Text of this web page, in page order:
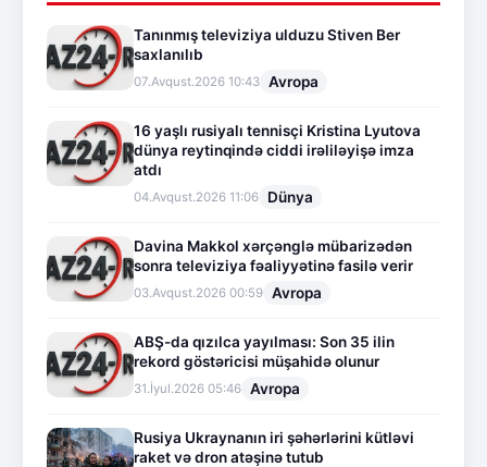
Tanınmış televiziya ulduzu Stiven Ber
saxlanılıb
07.Avqust.2026 10:43 Avropa
16 yaşlı rusiyalı tennisçi Kristina Lyutova
dünya reytinqində ciddi irəliləyişə imza
atdı
04.Avqust.2026 11:06 Dünya
Davina Makkol xərçənglə mübarizədən
sonra televiziya fəaliyyətinə fasilə verir
03.Avqust.2026 00:59 Avropa
ABŞ-da qızılca yayılması: Son 35 ilin
rekord göstəricisi müşahidə olunur
31.İyul.2026 05:46 Avropa
Rusiya Ukraynanın iri şəhərlərini kütləvi
raket və dron atəşinə tutub